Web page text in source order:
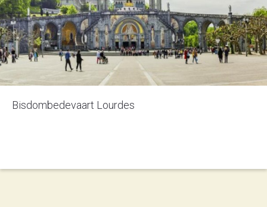
Bisdombedevaart Lourdes